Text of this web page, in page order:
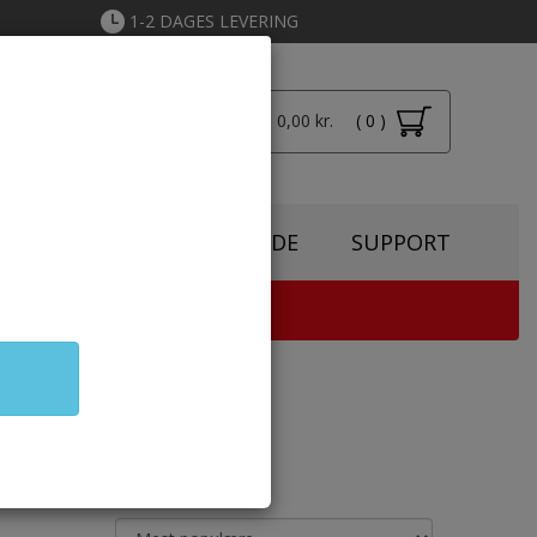
1-2 DAGES LEVERING
Total: 0,00 kr.
( 0 )
TONERGUIDE SUPPORT